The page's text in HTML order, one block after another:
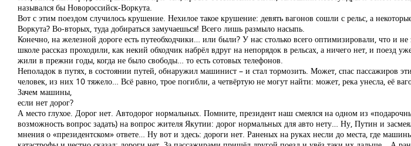
назывался бы Новороссийск-Воркута.
Вот с этим поездом случилось крушение. Нехилое такое крушение: девять вагонов сошли с рельс, а
Воркута? Во-вторых, туда добираться замучаешься! Всего лишь размыло насыпь.
Конечно, на железной дороге есть путеобходчики… или были? У нас столько всего оптимизировали, что и
школе рассказ проходили, как некий обходчик набрёл вдруг на непорядок в рельсах, а ничего нет, и поезд
жили в прежни годы, когда не было свободы… то есть сотовых телефонов.
Неполадок в путях, в состоянии путей, обнаружил машинист – и стал тормозить. Может, спас пассажиров
человек, из них 10 тяжело… Всё равно, трое погибли, а четвёртую не могут найти: может, река унесла, её
Зачем машины,
если нет дорог?
А место глухое. Дорог нет. Автодорог нормальных. Помните, президент наш смеялся на одном из
возможность вопрос задать) на вопрос жителя Якутии: дорог нормальных для авто нету… Ну, Путин и
мнения о «президентском» ответе… Ну вот и здесь: дороги нет. Раненых на руках несли до места, где